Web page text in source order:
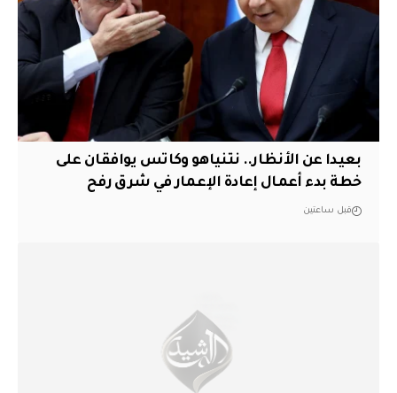
بعيدا عن الأنظار.. نتنياهو وكاتس يوافقان على
خطة بدء أعمال إعادة الإعمار في شرق رفح
قبل ساعتين